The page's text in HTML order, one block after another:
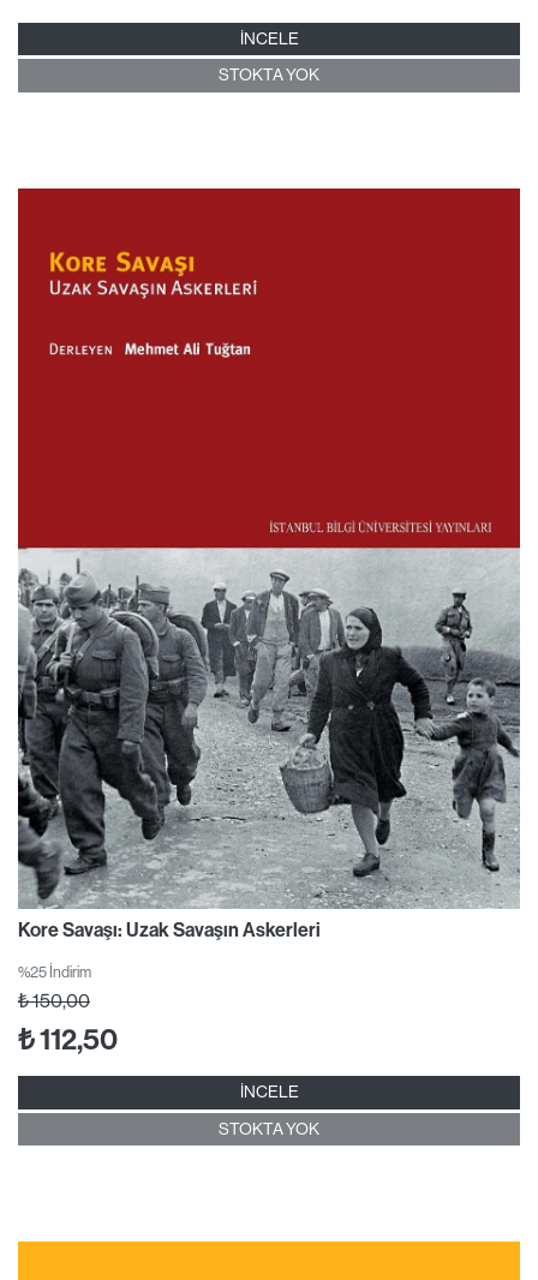
İNCELE
STOKTA YOK
Kore Savaşı: Uzak Savaşın Askerleri
%25 İndirim
₺150,00
₺112,50
İNCELE
STOKTA YOK